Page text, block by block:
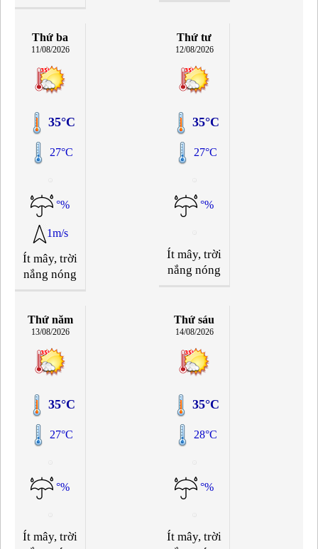
Thứ ba
11/08/2026
35°C
27°C
°%
1m/s
Ít mây, trời
nắng nóng
Thứ tư
12/08/2026
35°C
27°C
°%
Ít mây, trời
nắng nóng
Thứ năm
13/08/2026
35°C
27°C
°%
Ít mây, trời
Thứ sáu
14/08/2026
35°C
28°C
°%
Ít mây, trời